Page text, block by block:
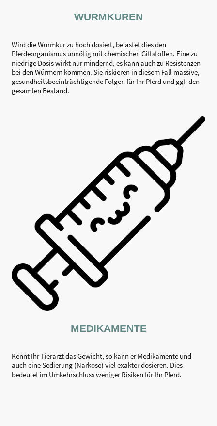
WURMKUREN
Wird die Wurmkur zu hoch dosiert, belastet dies den
Pferdeorganismus unnötig mit chemischen Giftstoffen. Eine zu
niedrige Dosis wirkt nur mindernd, es kann auch zu Resistenzen
bei den Würmern kommen. Sie riskieren in diesem Fall massive,
gesundheitsbeeinträchtigende Folgen für Ihr Pferd und ggf. den
gesamten Bestand.
MEDIKAMENTE
Kennt Ihr Tierarzt das Gewicht, so kann er Medikamente und
auch eine Sedierung (Narkose) viel exakter dosieren. Dies
bedeutet im Umkehrschluss weniger Risiken für Ihr Pferd.